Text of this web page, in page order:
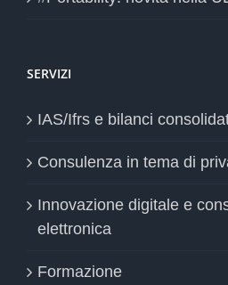
SERVIZI
IAS/Ifrs e bilanci
Consulenza in tema di
Innovazione digitale e
elettronica
Formazione